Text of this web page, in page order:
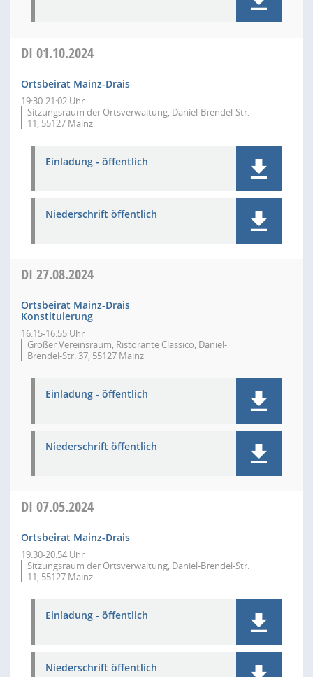
DI 01.10.2024
Ortsbeirat Mainz-Drais
19:30-21:02 Uhr
Sitzungsraum der Ortsverwaltung, Daniel-Brendel-Str.
11, 55127 Mainz
Einladung - öffentlich
Niederschrift öffentlich
DI 27.08.2024
Ortsbeirat Mainz-Drais
Konstituierung
16:15-16:55 Uhr
Großer Vereinsraum, Ristorante Classico, Daniel-
Brendel-Str. 37, 55127 Mainz
Einladung - öffentlich
Niederschrift öffentlich
DI 07.05.2024
Ortsbeirat Mainz-Drais
19:30-20:54 Uhr
Sitzungsraum der Ortsverwaltung, Daniel-Brendel-Str.
11, 55127 Mainz
Einladung - öffentlich
Niederschrift öffentlich